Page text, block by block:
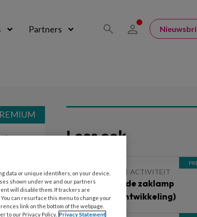
Partners
Lees ook
17 JANUARI 2020 ACTIVITEIT
Tikkertje met de zaklamp
(Motorische ontwikkeling)
data or unique identifiers, on your device.
shown under we and our partners
will disable them. If trackers are
can resurface this menu to change your
link on the bottom of the webpage.
to our Privacy Policy. Privacy Statement